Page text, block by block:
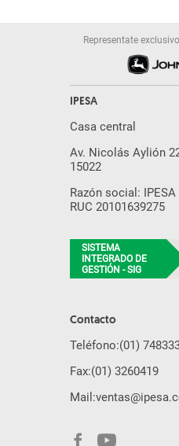
Representate
IPESA
Casa central
Av. Nicolás Aylión
15022
Razón social: IPESA
RUC 20101639275
SISTEMA
INTEGRADO DE
GESTIÓN - SIG
Contacto
Teléfono:(01)
Fax:(01) 3260419
Mail: